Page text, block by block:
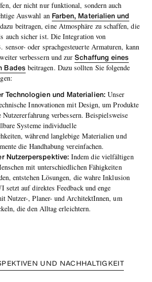
der nicht nur funktional, sondern auch
Auswahl an Farben, Materialien und
beitragen, eine Atmosphäre zu schaffen, die
auch sicher ist. Die Integration von
sensor- oder sprachgesteuerte Armaturen, kann
verbessern und zurSchaffung eines
Bades beitragen. Dazu sollten Sie folgende
Technologien und Materialien: Unser
Innovationen mit Design, um Produkte
verbessern. Beispielsweise
Systeme individuelle
während langlebige Materialien und
die Handhabung vereinfachen.
Nutzerperspektive: Indem die vielfältigen
mit unterschiedlichen Fähigkeiten
entstehen Lösungen, die wahre Inklusion
setzt auf direktes Feedback und enge
Nutzer-, Planer- und ArchitektInnen, um
die den Alltag erleichtern.
UND NACHHALTIGKEIT